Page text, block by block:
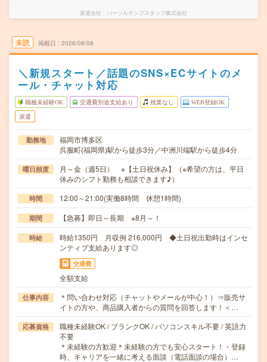
派遣会社 パーソルテンプスタッフ株式会社
未読 掲載日 2026/08/08
＼新規スタート／話題のSNS×ECサイトのメ
ール・チャット対応
職種未経験OK 交通費別途支給あり 残業なし WEB登録OK
派遣
勤務地
福岡市博多区
呉服町(福岡県)駅から徒歩3分／中洲川端駅から徒歩4分
曜日頻度
月～金（週5日） ※【土日祝休み】（※希望の方は、平日
休みのシフト勤務も相談できます♪）
時間 12:00～21:00(実働8時間 休憩1時間)
期間 【急募】即日～長期 ※8月～！
時給
時給1350円 月収例 216,000円 ◆土日祝出勤時はインセ
ンティブ支給あります◎
交通費
全額支給
仕事内容
＊問い合わせ対応（チャットやメールが中心！）⇒販売サ
イトの方や、商品購入者からの質問を回答します！＜…
応募資格
職種未経験OK / ブランクOK / パソコンスキル不要 / 英語力
不要
＊未経験の方歓迎＊未経験の方でも安心スタート！・登録
時、キャリアを一緒に考える面談（電話面談の場合）…